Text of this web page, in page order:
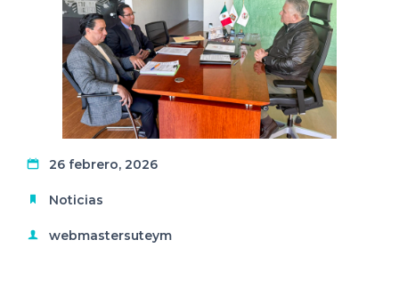
26 febrero, 2026
Noticias
webmastersuteym